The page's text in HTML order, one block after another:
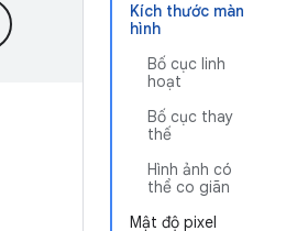
Kích thước màn
hình
Bố cục linh
hoạt
Bố cục thay
thế
Hình ảnh có
thể co giãn
Mật độ pixel